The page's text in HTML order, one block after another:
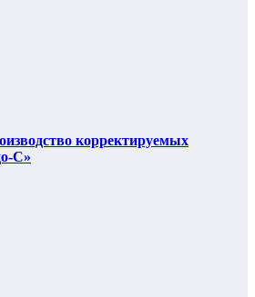
корректируемых
С»